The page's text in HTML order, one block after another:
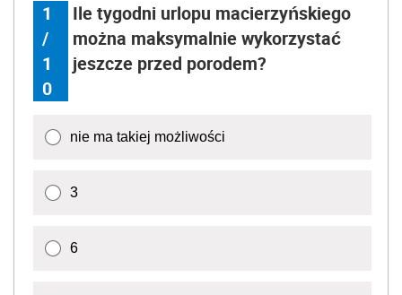
1
/
1
0
Ile tygodni urlopu macierzyńskiego
można maksymalnie wykorzystać
jeszcze przed porodem?
nie ma takiej możliwości
3
6